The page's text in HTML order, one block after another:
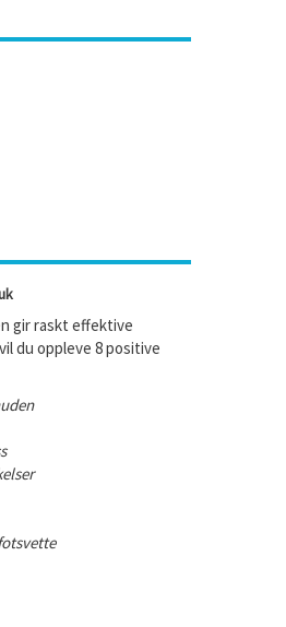
gir raskt effektive
du oppleve 8 positive
r